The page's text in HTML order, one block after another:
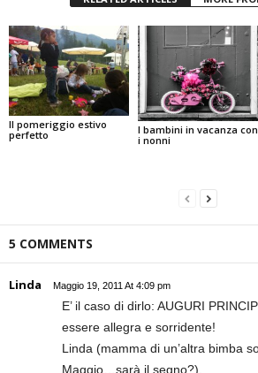
Il pomeriggio estivo
perfetto
I bambini in vacanza con
i nonni
5 COMMENTS
Linda Maggio 19, 2011 At 4:09 pm
E’ il caso di dirlo: AUGURI
essere allegra e sorridente!
Linda (mamma di un’altra bimba
Maggio…sarà il segno?).